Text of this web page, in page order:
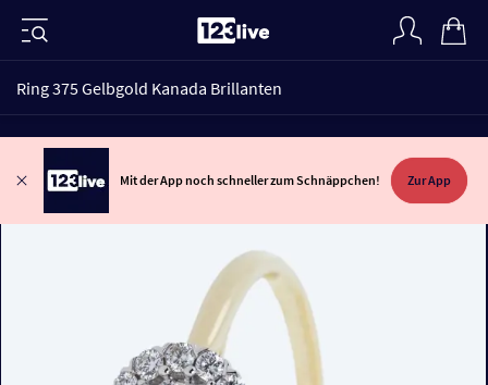
Ring 375 Gelbgold Kanada Brillanten
Mit der App noch schneller zum Schnäppchen! Zur App